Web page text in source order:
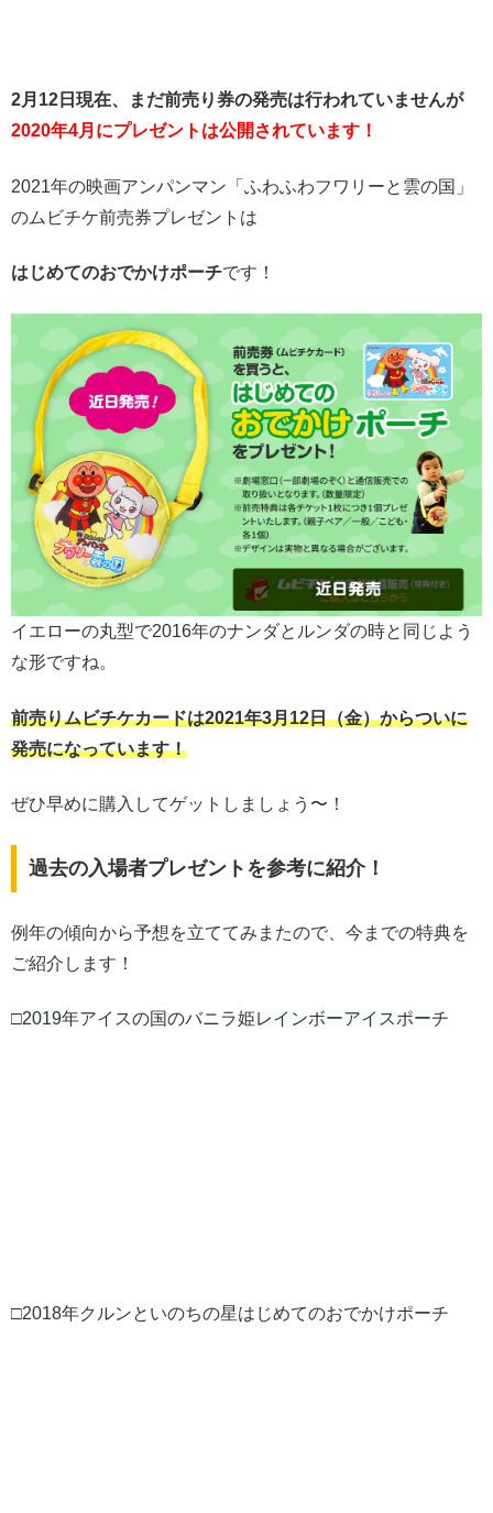
2月12日現在、まだ前売り券の発売は行われていませんが
2020年4月にプレゼントは公開されています！
2021年の映画アンパンマン「ふわふわフワリーと雲の国」
のムビチケ前売券プレゼントは
はじめてのおでかけポーチです！
イエローの丸型で2016年のナンダとルンダの時と同じよう
な形ですね。
前売りムビチケカードは2021年3月12日（金）からついに
発売になっています！
ぜひ早めに購入してゲットしましょう〜！
過去の入場者プレゼントを参考に紹介！
例年の傾向から予想を立ててみまたので、今までの特典を
ご紹介します！
□2019年アイスの国のバニラ姫レインボーアイスポーチ
□2018年クルンといのちの星はじめてのおでかけポーチ